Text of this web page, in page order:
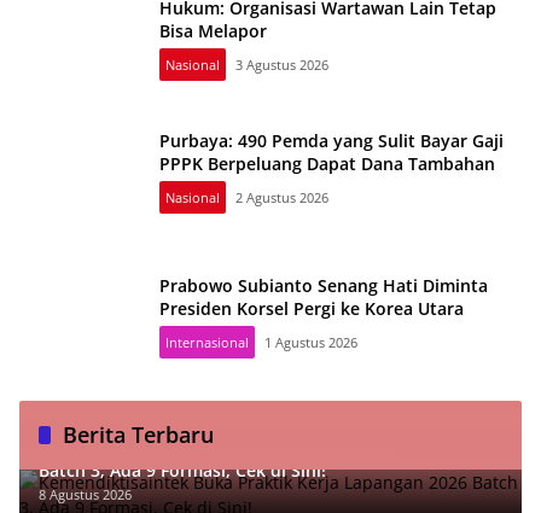
Hukum: Organisasi Wartawan Lain Tetap
Bisa Melapor
Nasional 3 Agustus 2026
Purbaya: 490 Pemda yang Sulit Bayar Gaji
PPPK Berpeluang Dapat Dana Tambahan
Nasional 2 Agustus 2026
Prabowo Subianto Senang Hati Diminta
Presiden Korsel Pergi ke Korea Utara
Internasional 1 Agustus 2026
Berita Terbaru
Kemendiktisaintek Buka Praktik Kerja Lapangan 2026
Batch 3, Ada 9 Formasi, Cek di Sini!
8 Agustus 2026